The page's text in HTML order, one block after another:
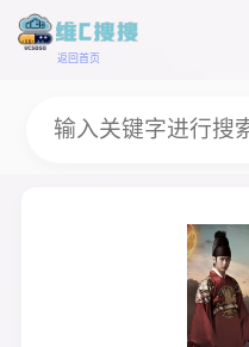
返回首页